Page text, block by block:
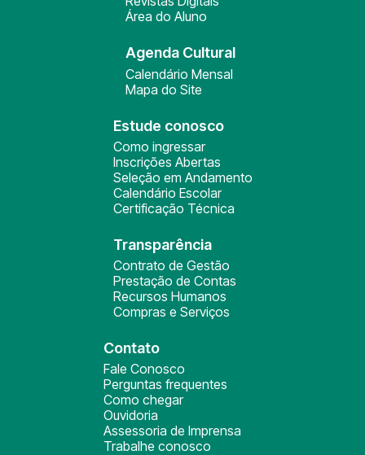
Área do Aluno
Agenda Cultural
Calendário Mensal
Mapa do Site
Estude conosco
Como ingressar
Inscrições Abertas
Seleção em Andamento
Calendário Escolar
Certificação Técnica
Transparência
Contrato de Gestão
Prestação de Contas
Recursos Humanos
Compras e Serviços
Contato
Fale Conosco
Perguntas frequentes
Como chegar
Ouvidoria
Assessoria de Imprensa
Trabalhe conosco